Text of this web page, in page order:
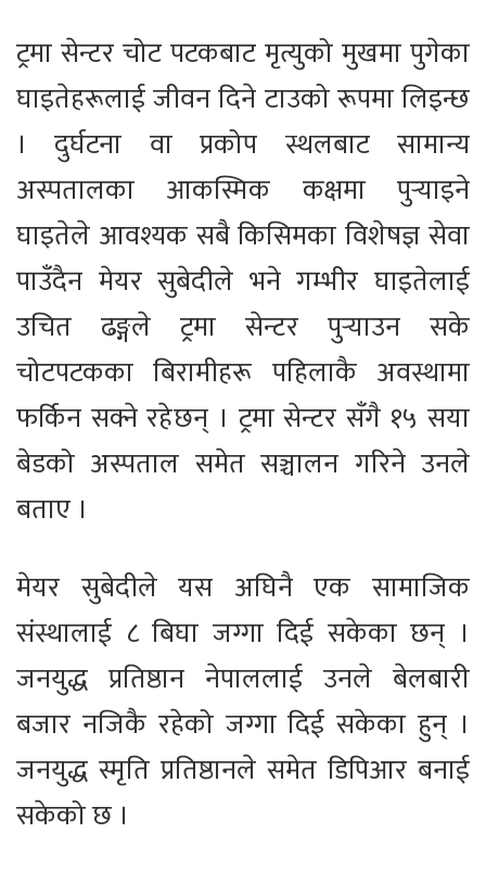
ट्रमा सेन्टर चोट पटकबाट मृत्युको मुखमा पुगेका
घाइतेहरूलाई जीवन दिने टाउको रूपमा लिइन्छ
। दुर्घटना वा प्रकोप स्थलबाट सामान्य
अस्पतालका आकस्मिक कक्षमा पुर्‍याइने
घाइतेले आवश्यक सबै किसिमका विशेषज्ञ सेवा
पाउँदैन मेयर सुबेदीले भने गम्भीर घाइतेलाई
उचित ढङ्गले ट्रमा सेन्टर पुर्‍याउन सके
चोटपटकका बिरामीहरू पहिलाकै अवस्थामा
फर्किन सक्ने रहेछन् । ट्रमा सेन्टर सँगै १५ सया
बेडको अस्पताल समेत सञ्चालन गरिने उनले
बताए ।
मेयर सुबेदीले यस अघिनै एक सामाजिक
संस्थालाई ८ बिघा जग्गा दिई सकेका छन् ।
जनयुद्ध प्रतिष्ठान नेपाललाई उनले बेलबारी
बजार नजिकै रहेको जग्गा दिई सकेका हुन् ।
जनयुद्ध स्मृति प्रतिष्ठानले समेत डिपिआर बनाई
सकेको छ ।